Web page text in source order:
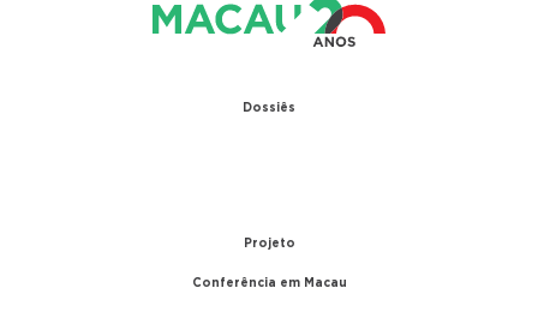
Dossiês
Projeto
Conferência em Macau